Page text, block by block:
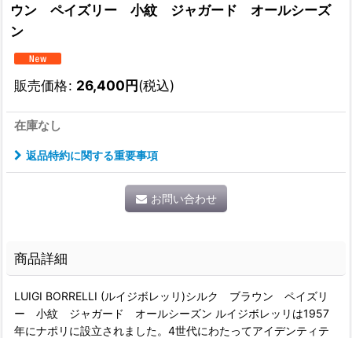
ウン ペイズリー 小紋 ジャガード オールシーズ
ン
販売価格: 26,400円(税込)
在庫なし
返品特約に関する重要事項
お問い合わせ
商品詳細
LUIGI BORRELLI (ルイジボレッリ)シルク ブラウン ペイズリ
ー 小紋 ジャガード オールシーズン ルイジボレッリは1957
年にナポリに設立されました。4世代にわたってアイデンティテ